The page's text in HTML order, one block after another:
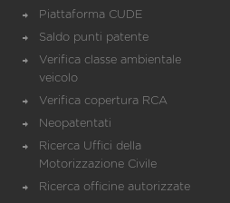
Piattaforma CUDE
Saldo punti patente
Verifica classe ambientale
veicolo
Verifica copertura RCA
Neopatentati
Ricerca Uffici della
Motorizzazione Civile
Ricerca officine autorizzate